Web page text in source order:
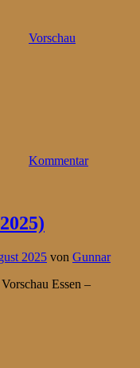
Vorschau
Kommentar
2025 von Gunnar
Essen –